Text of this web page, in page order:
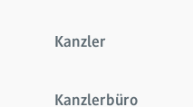
Kanzler
Kanzlerbüro